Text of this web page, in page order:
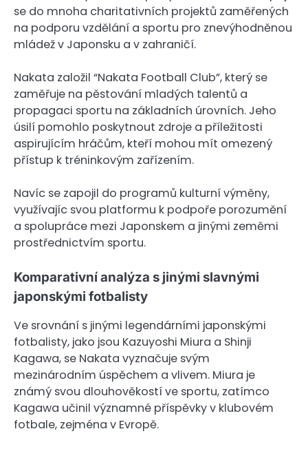
se do mnoha charitativních projektů zaměřených
na podporu vzdělání a sportu pro znevýhodněnou
mládež v Japonsku a v zahraničí.
Nakata založil “Nakata Football Club”, který se
zaměřuje na pěstování mladých talentů a
propagaci sportu na základních úrovních. Jeho
úsilí pomohlo poskytnout zdroje a příležitosti
aspirujícím hráčům, kteří mohou mít omezený
přístup k tréninkovým zařízením.
Navíc se zapojil do programů kulturní výměny,
využívajíc svou platformu k podpoře porozumění
a spolupráce mezi Japonskem a jinými zeměmi
prostřednictvím sportu.
Komparativní analýza s jinými slavnými
japonskými fotbalisty
Ve srovnání s jinými legendárními japonskými
fotbalisty, jako jsou Kazuyoshi Miura a Shinji
Kagawa, se Nakata vyznačuje svým
mezinárodním úspěchem a vlivem. Miura je
známý svou dlouhověkostí ve sportu, zatímco
Kagawa učinil významné příspěvky v klubovém
fotbale, zejména v Evropě.